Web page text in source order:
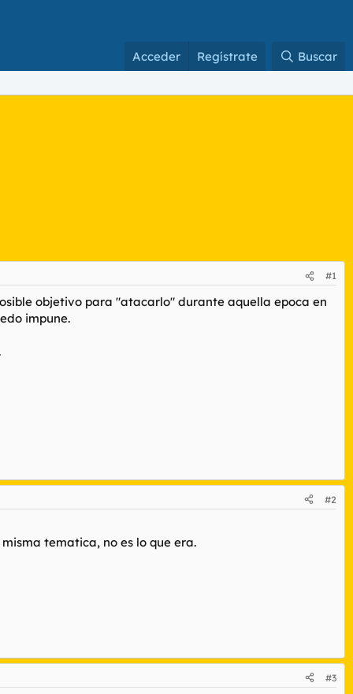
Acceder Regístrate Buscar
#1
objetivo para "atacarlo" durante aquella epoca en
impune.
#2
tematica, no es lo que era.
#3